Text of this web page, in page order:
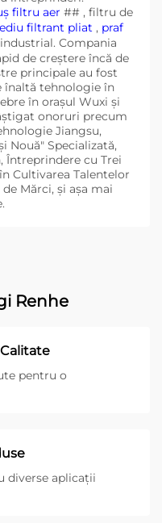
filtru aer ## , filtru de
filtrant pliat , praf
Compania
de creștere încă de
principale au fost
înaltă tehnologie în
în orașul Wuxi și
onoruri precum
Jiangsu,
Nouă" Specializată,
Întreprindere cu Trei
Cultivarea Talentelor
Mărci, și așa mai
Renhe
pentru o
diverse aplicații